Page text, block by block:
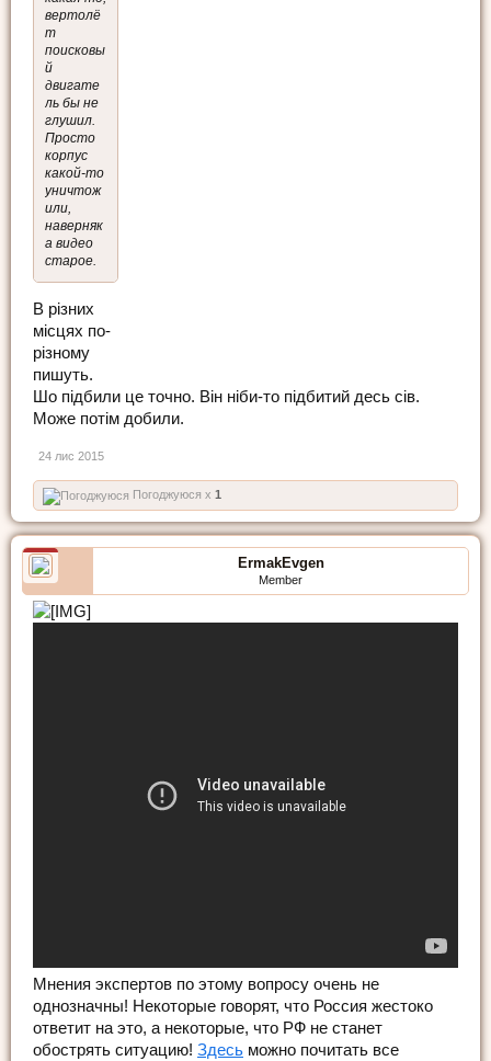
вертолё
т
поисковы
й
двигате
ль бы не
глушил.
Просто
корпус
какой-то
уничтож
или,
наверняк
а видео
старое.
В різних
місцях по-
різному
пишуть.
Шо підбили це точно. Він ніби-то підбитий десь сів.
Може потім добили.
24 лис 2015
Погоджуюся x 1
ErmakEvgen
Member
Мнения экспертов по этому вопросу очень не
однозначны! Некоторые говорят, что Россия жестоко
ответит на это, а некоторые, что РФ не станет
обострять ситуацию! Здесь можно почитать все